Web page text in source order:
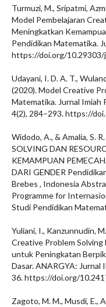
Turmuzi, M., Sripatmi,
Model Pembelajaran
Meningkatkan
Pendidikan Matematika.
https://doi.org/10.29303/
Udayani, I. D. A. T.,
(2020). Model Creative
Matematika. Jurnal Imiah
4(2), 284–293. https://
Widodo, A., & Amalia, S.
SOLVING DAN
KEMAMPUAN
DARI GENDER
Brebes , Indonesia
Programme for
Studi Pendidikan
Yuliani, I., Kanzunnudin,
Creative Problem
untuk Peningkatan
Dasar. ANARGYA: Jurnal
36. https://doi.org/
Zagoto, M. M., Musdi, E.,